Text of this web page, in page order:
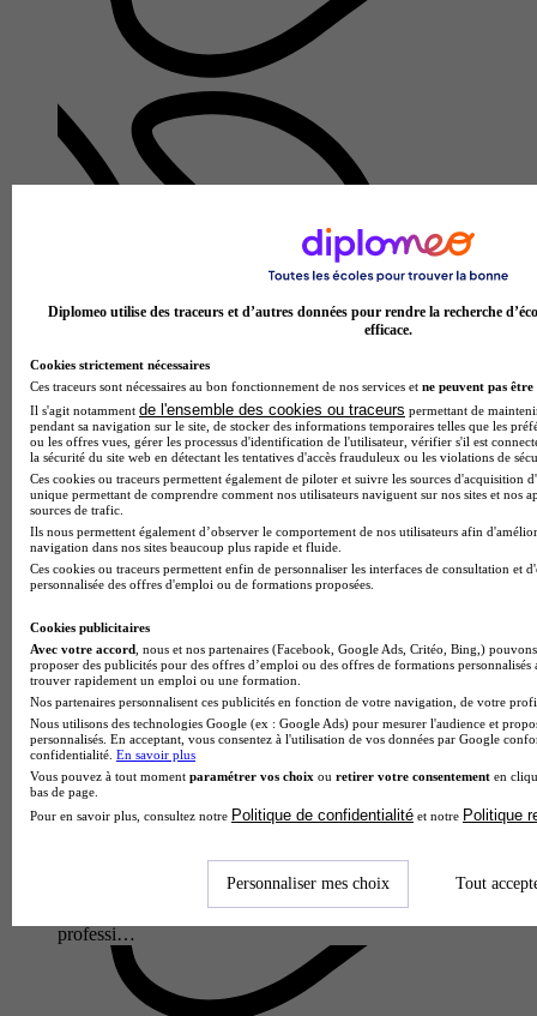
Lycée polyvalent Champlain
Bac pro - Métiers de l'accueil
Le Bac Pro Métiers de l'Accueil proposé par le Lycée
polyvalent Champlain forme des professionnels capables de
gérer l'accueil physique et téléphonique en français et en
langues étrangèr…
Lycée polyvalent Jean Drouant
Bac pro - Commercialisation et services en restauration
2 avis
Lycée Polyvalent Jean Drouant Au Lycée réputé pour son
excellence en hôtellerie et restauration, cette formation
professi…
Diplomeo utilise des traceurs et d’autres données pour rendre la recherche
efficace.
Cookies strictement nécessaires
Ces traceurs sont nécessaires au bon fonctionnement de nos services et ne peuvent pas être
Il s'agit notamment de l'ensemble des cookies ou traceurs permettant de
pendant sa navigation sur le site, de stocker des informations temporaires telles que les
ou les offres vues, gérer les processus d'identification de l'utilisateur, vérifier s'il est
la sécurité du site web en détectant les tentatives d'accès frauduleux ou les violations de
Ces cookies ou traceurs permettent également de piloter et suivre les sources d'acquisition
unique permettant de comprendre comment nos utilisateurs naviguent sur nos sites et nos
sources de trafic.
Ils nous permettent également d’observer le comportement de nos utilisateurs afin
navigation dans nos sites beaucoup plus rapide et fluide.
Ces cookies ou traceurs permettent enfin de personnaliser les interfaces de consultation et
personnalisée des offres d'emploi ou de formations proposées.
Cookies publicitaires
Avec votre accord , nous et nos partenaires (Facebook, Google Ads, Critéo, Bing,)
proposer des publicités pour des offres d’emploi ou des offres de formations
trouver rapidement un emploi ou une formation.
Nos partenaires personnalisent ces publicités en fonction de votre navigation, de votre
Nous utilisons des technologies Google (ex : Google Ads) pour mesurer l'audience et
personnalisés. En acceptant, vous consentez à l'utilisation de vos données par Google
confidentialité. En savoir plus
Vous pouvez à tout moment paramétrer vos choix ou retirer votre consentement en
bas de page.
Pour en savoir plus, consultez notre Politique de confidentialité et notre Politique
Personnaliser mes choix Tout